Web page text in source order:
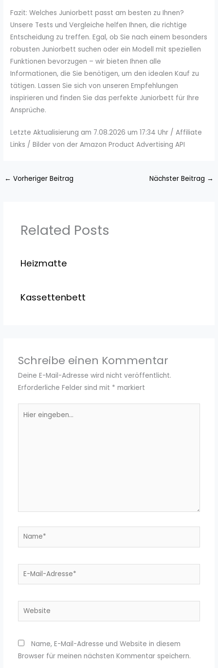
Fazit: Welches Juniorbett passt am besten zu Ihnen?
Unsere Tests und Vergleiche helfen Ihnen, die richtige
Entscheidung zu treffen. Egal, ob Sie nach einem besonders
robusten Juniorbett suchen oder ein Modell mit speziellen
Funktionen bevorzugen – wir bieten Ihnen alle
Informationen, die Sie benötigen, um den idealen Kauf zu
tätigen. Lassen Sie sich von unseren Empfehlungen
inspirieren und finden Sie das perfekte Juniorbett für Ihre
Ansprüche.
Letzte Aktualisierung am 7.08.2026 um 17:34 Uhr / Affiliate
Links / Bilder von der Amazon Product Advertising API
← Vorheriger Beitrag Nächster Beitrag →
Related Posts
Heizmatte
Kassettenbett
Schreibe einen Kommentar
Deine E-Mail-Adresse wird nicht veröffentlicht.
Erforderliche Felder sind mit * markiert
eingeben…
Name*
E-
Website
Name, E-Mail-Adresse und Website in diesem
Browser für meinen nächsten Kommentar speichern.